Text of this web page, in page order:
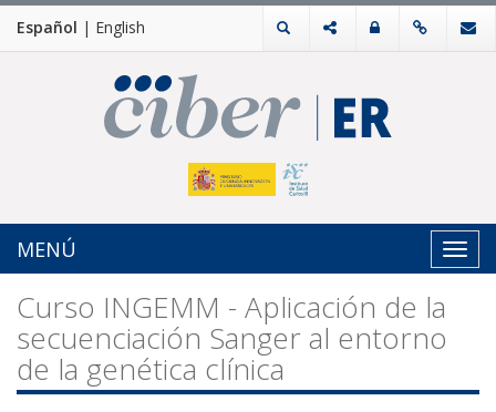
Español | English
MENÚ
Curso INGEMM - Aplicación de la
secuenciación Sanger al entorno
de la genética clínica